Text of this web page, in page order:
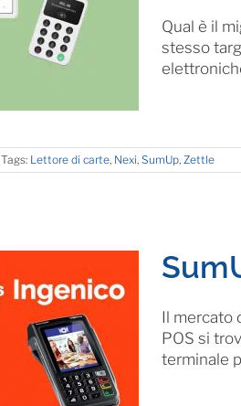
Qual è il
stesso
Tags: Lettore di carte, Nexi, SumUp, Zettle
Il mercato
POS si
terminale